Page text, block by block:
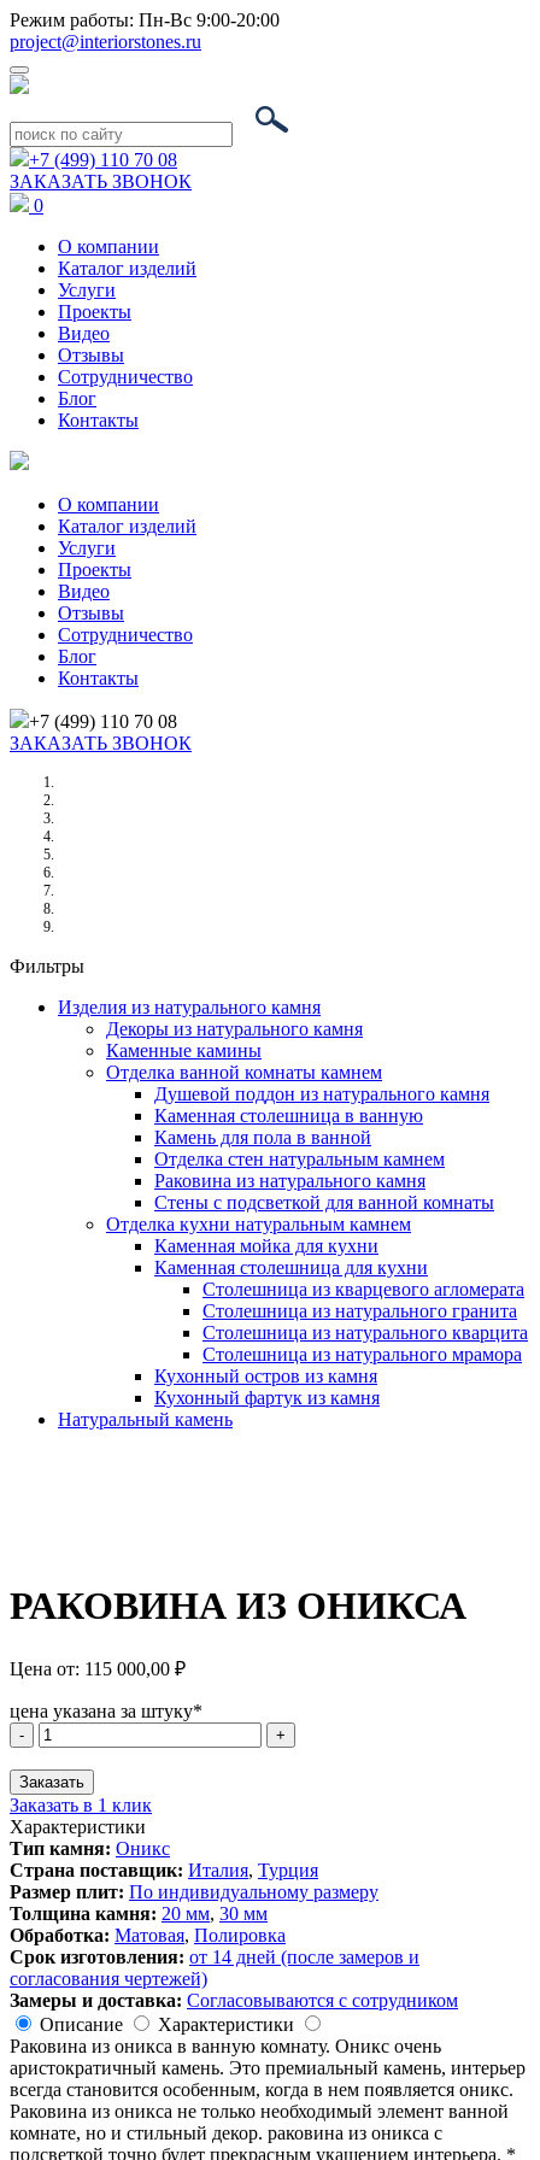
Режим работы: Пн-Вс 9:00-20:00
project@interiorstones.ru
+7 (499) 110 70 08
ЗАКАЗАТЬ ЗВОНОК
0
О компании
Каталог изделий
Услуги
Проекты
Видео
Отзывы
Сотрудничество
Блог
Контакты
О компании
Каталог изделий
Услуги
Проекты
Видео
Отзывы
Сотрудничество
Блог
Контакты
+7 (499) 110 70 08
ЗАКАЗАТЬ ЗВОНОК
Фильтры
Изделия из натурального камня
Декоры из натурального камня
Каменные камины
Отделка ванной комнаты камнем
Душевой поддон из натурального камня
Каменная столешница в ванную
Камень для пола в ванной
Отделка стен натуральным камнем
Раковина из натурального камня
Стены с подсветкой для ванной комнаты
Отделка кухни натуральным камнем
Каменная мойка для кухни
Каменная столешница для кухни
Столешница из кварцевого агломерата
Столешница из натурального гранита
Столешница из натурального кварцита
Столешница из натурального мрамора
Кухонный остров из камня
Кухонный фартук из камня
Натуральный камень
РАКОВИНА ИЗ ОНИКСА
Цена от: 115 000,00 ₽
цена указана за штуку*
-
Количество
товара
РАКОВИНА
ИЗ
ОНИКСА
+
Заказать
Заказать в 1 клик
Характеристики
Тип камня: Оникс
Страна поставщик: Италия, Турция
Размер плит: По индивидуальному размеру
Толщина камня: 20 мм, 30 мм
Обработка: Матовая, Полировка
Срок изготовления: от 14 дней (после замеров и
согласования чертежей)
Замеры и доставка: Согласовываются с сотрудником
Описание
Характеристики
Раковина из оникса в ванную комнату. Оникс очень
аристократичный камень. Это премиальный камень, интерьер
всегда становится особенным, когда в нем появляется оникс.
Раковина из оникса не только необходимый элемент ванной
комнате, но и стильный декор. раковина из оникса с
подсветкой точно будет прекрасным укашением интерьера. *